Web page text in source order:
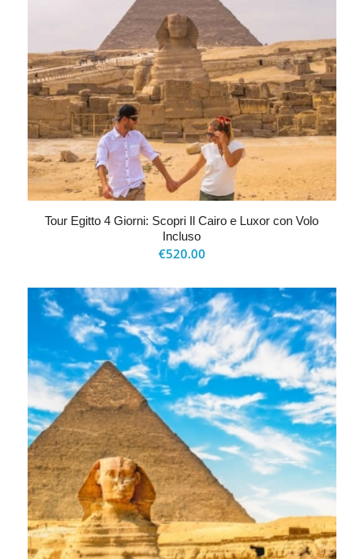
Tour Egitto 4 Giorni: Scopri Il Cairo e Luxor con Volo
Incluso
€520.00